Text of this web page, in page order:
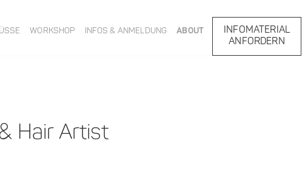
WORKSHOP INFOS & ANMELDUNG ABOUT
INFOMATERIAL
ANFORDERN
Hair Artist